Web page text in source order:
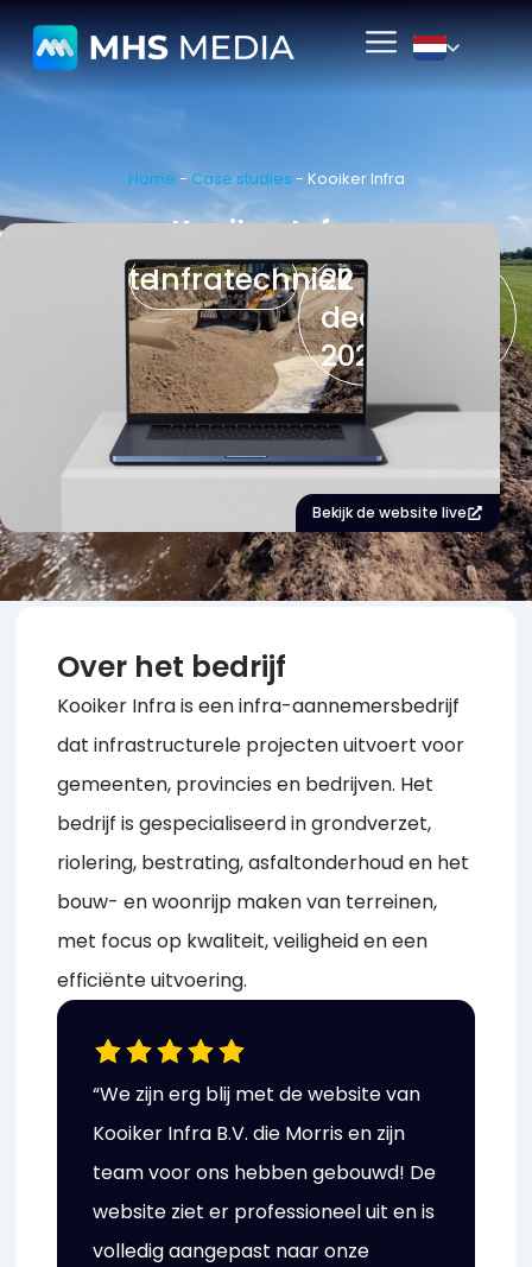
Home - Case studies - Kooiker Infra
Kooiker Infra
WebsiteInfratechniek
22
december
2025
Bekijk de website live
Over het bedrijf
Kooiker Infra is een infra-aannemersbedrijf
dat infrastructurele projecten uitvoert voor
gemeenten, provincies en bedrijven. Het
bedrijf is gespecialiseerd in grondverzet,
riolering, bestrating, asfaltonderhoud en het
bouw- en woonrijp maken van terreinen,
met focus op kwaliteit, veiligheid en een
efficiënte uitvoering.
“We zijn erg blij met de website van
Kooiker Infra B.V. die Morris en zijn
team voor ons hebben gebouwd! De
website ziet er professioneel uit en is
volledig aangepast naar onze